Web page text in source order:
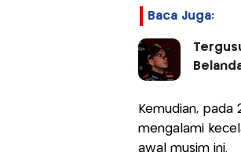
Baca Juga:
Kemudian, pada
mengalami
awal musim ini.